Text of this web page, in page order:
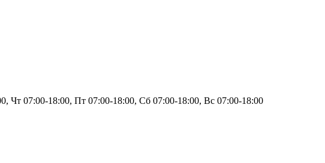
Чт 07:00-18:00, Пт 07:00-18:00, Сб 07:00-18:00, Вс 07:00-18:00